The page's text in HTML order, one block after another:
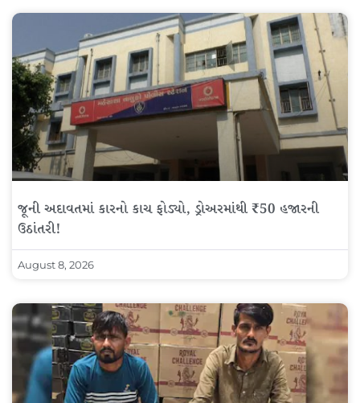
જૂની અદાવતમાં કારનો કાચ ફોડ્યો, ડ્રોઅરમાંથી ₹50 હજારની
ઉઠાંતરી!
August 8, 2026